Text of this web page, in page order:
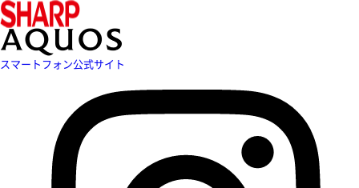
スマートフォン公式サイト